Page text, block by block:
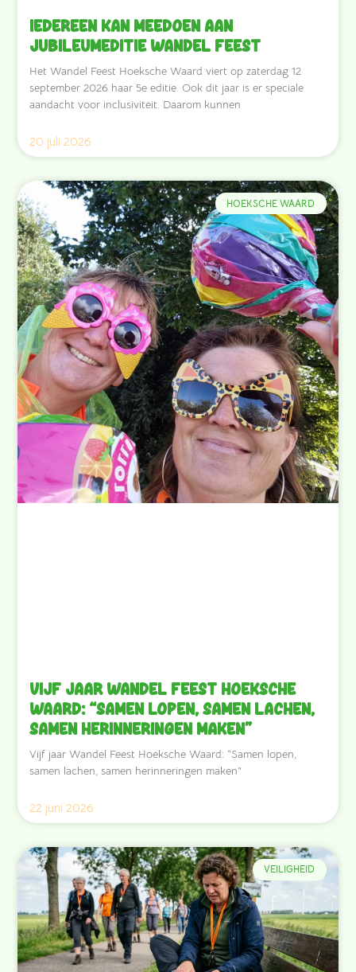
Iedereen kan meedoen aan
jubileumeditie Wandel Feest
Het Wandel Feest Hoeksche Waard viert op zaterdag 12
september 2026 haar 5e editie. Ook dit jaar is er speciale
aandacht voor inclusiviteit. Daarom kunnen
20 juli 2026
HOEKSCHE WAARD
Vijf jaar Wandel Feest Hoeksche
Waard: “Samen lopen, samen lachen,
samen herinneringen maken”
Vijf jaar Wandel Feest Hoeksche Waard: “Samen lopen,
samen lachen, samen herinneringen maken”
22 juni 2026
VEILIGHEID